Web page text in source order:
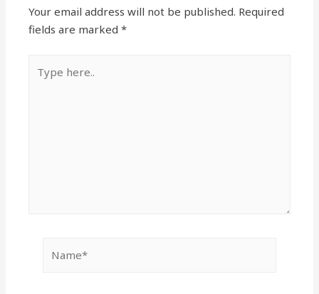
Your email address will not be published. Required
fields are marked*
here..